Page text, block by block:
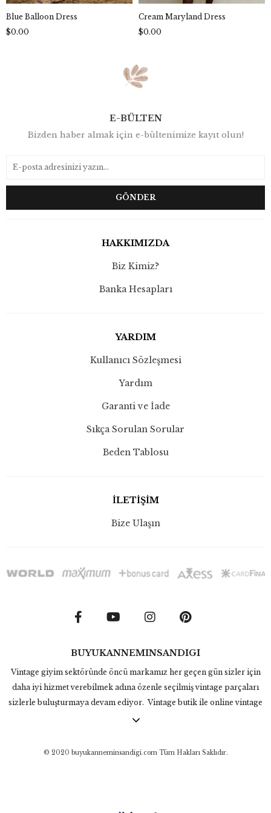
Blue Balloon Dress
$0.00
Cream Maryland Dress
$0.00
E-BÜLTEN
Bizden haber almak için e-bültenimize kayıt olun!
GÖNDER
HAKKIMIZDA
Biz Kimiz?
Banka Hesapları
YARDIM
Kullanıcı Sözleşmesi
Yardım
Garanti ve İade
Sıkça Sorulan Sorular
Beden Tablosu
İLETİŞİM
Bize Ulaşın
BUYUKANNEMINSANDIGI
Vintage giyim sektöründe öncü markamız her geçen gün sizler için
daha iyi hizmet verebilmek adına özenle seçilmiş vintage parçaları
sizlerle buluşturmaya devam ediyor. Vintage butik ile online vintage
alışverişinde Büyükannemin Sandığı 70ler, 80ler, 90lar vintage
binlerce parçayı koleksiyonunda bulunduruyor. Vintage ürünlerden
© 2020 buyukanneminsandigi.com Tüm Hakları Saklıdır.